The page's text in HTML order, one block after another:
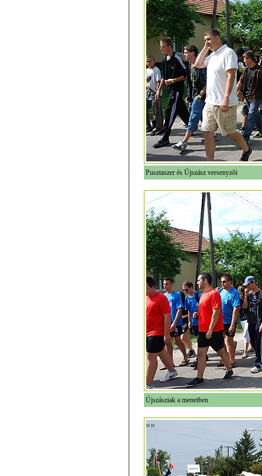
Pusztaszer és Újszász versenyzõi
Újszásziak a menetben